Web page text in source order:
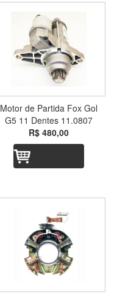
Motor de Partida Fox Gol
G5 11 Dentes 11.0807
R$ 480,00